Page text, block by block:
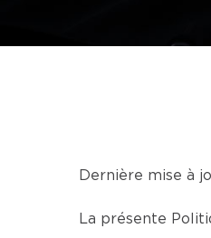
Dernière mise à
La présente